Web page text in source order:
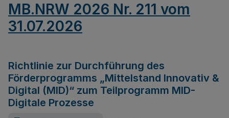
MB.NRW 2026 Nr. 211 vom
31.07.2026
Richtlinie zur Durchführung des
Förderprogramms „Mittelstand Innovativ &
Digital (MID)“ zum Teilprogramm MID-
Digitale Prozesse